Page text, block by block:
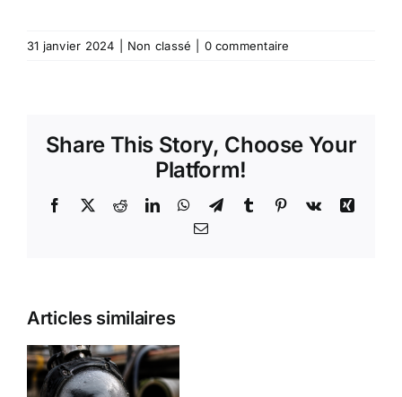
31 janvier 2024 Non classé 0 commentaire
Share This Story, Choose Your
Platform!
Facebook
X RedditLinkedInWhatsApp
TelegramTumblr Pinterest
Vk
Xing
Email
Articles similaires